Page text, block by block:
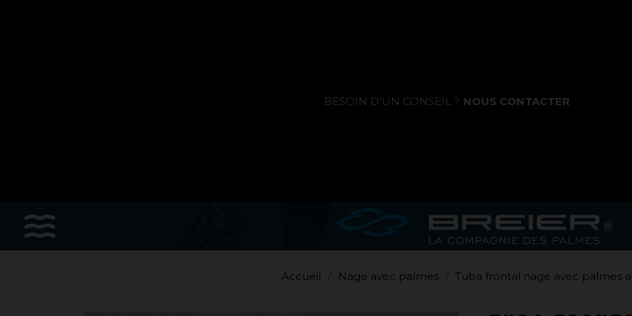
Bonnes affaires
La marque
Comment nous voulons le faire
Comment nous innovons
Une histoire d'innovations - Saison 1 :
Genesis
BESOIN D'UN CONSEIL ? NOUS CONTACTER
Accueil Nage avec palmes Tuba frontal nage avec palmes